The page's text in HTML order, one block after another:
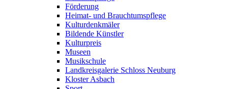
Förderung
Heimat- und Brauchtumspflege
Kulturdenkmäler
Bildende Künstler
Kulturpreis
Museen
Musikschule
Landkreisgalerie Schloss Neuburg
Kloster Asbach